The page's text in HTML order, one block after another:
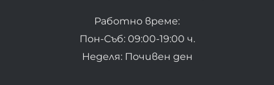
Работно време:
Пон-Съб: 09:00-19:00 ч.
Неделя: Почивен ден